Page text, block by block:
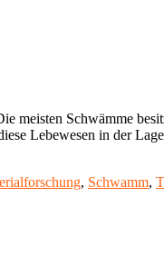
meisten Schwämme
Lebewesen in der
, Schwamm,